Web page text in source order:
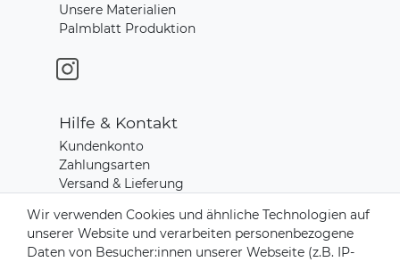
Unsere Materialien
Palmblatt Produktion
Hilfe & Kontakt
Kundenkonto
Zahlungsarten
Versand & Lieferung
Kontakt zu uns
Wir verwenden Cookies und ähnliche Technologien auf
unserer Website und verarbeiten personenbezogene
Daten von Besucher:innen unserer Webseite (z.B. IP-